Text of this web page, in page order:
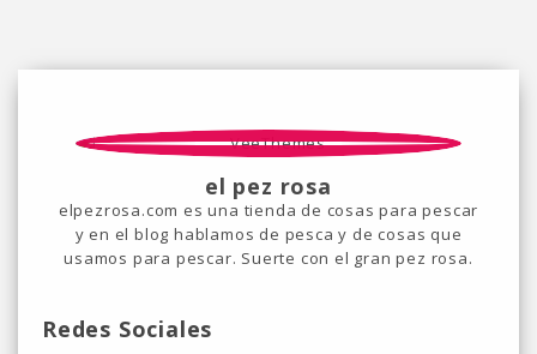
el pez rosa
elpezrosa.com es una tienda de cosas para pescar
y en el blog hablamos de pesca y de cosas que
usamos para pescar. Suerte con el gran pez rosa.
Redes Sociales